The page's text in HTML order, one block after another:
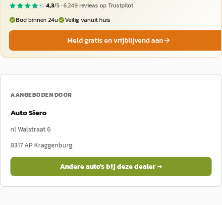
4,3/5 ·6.249reviews op Trustpilot
Bod binnen 24u
Veilig vanuit huis
Meld gratis en vrijblijvend aan
AANGEBODEN DOOR
Auto Siero
nl Walstraat 6
8317 APKraggenburg
Andere auto's bij deze dealer →